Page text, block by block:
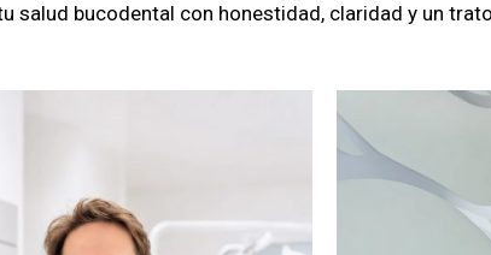
salud bucodental con honestidad, claridad y un